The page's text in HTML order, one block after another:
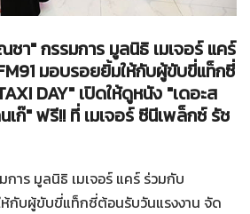
า" กรรมการ มูลนิธิ เมเจอร์ แคร์
มอบรอยยิ้มให้กับผู้ขับขี่แท็กซี่
DAY" เปิดให้ดูหนัง "เดอะส
เก๊" ฟรี!! ที่ เมเจอร์ ซีนีเพล็กซ์ รัช
าร มูลนิธิ เมเจอร์ แคร์ ร่วมกับ
ห้กับผู้ขับขี่แท็กซี่ต้อนรับวันแรงงาน จัด